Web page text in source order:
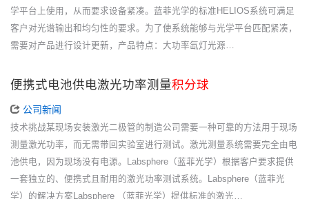
学平台上使用，从而要求设备紧凑。蓝菲光学的标准HELIOS系统可满足
客户对光谱输出和均匀性的要求。为了使系统能够与光学平台匹配紧凑，
需要对产品进行设计更新，产品特点：大功率氙灯光源…
便携式电池供电激光功率测量积分球
公司新闻
技术挑战某现场安装激光二极管的制造公司需要一种可靠的方法用于现场
测量激光功率，而无需带回实验室进行测试。激光测量系统需要完全由电
池供电，因为现场没有电源。Labsphere（蓝菲光学）根据客户要求提供
一套独立的、便携式且耐用的激光功率测试系统。Labsphere（蓝菲光
学）的解决方案Labsphere （蓝菲光学）提供标准的激光…